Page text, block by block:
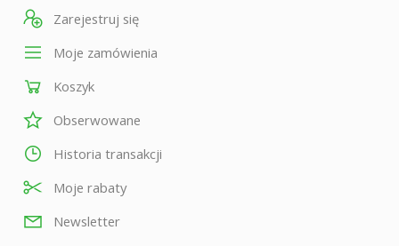
Zarejestruj się
Moje zamówienia
Koszyk
Obserwowane
Historia transakcji
Moje rabaty
Newsletter